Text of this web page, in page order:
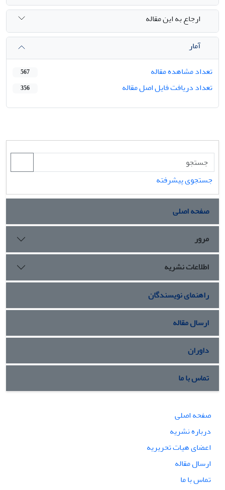
ارجاع به این مقاله
آمار
تعداد مشاهده مقاله
567
تعداد دریافت فایل اصل مقاله 356
جستجوی پیشرفته
صفحه اصلی
مرور
اطلاعات نشریه
راهنمای نویسندگان
ارسال مقاله
داوران
تماس با ما
صفحه اصلی
درباره نشریه
اعضای هیات تحریریه
ارسال مقاله
تماس با ما